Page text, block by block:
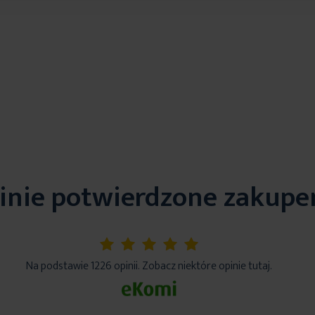
potwierdzone
5%
Na podstawie 1226 opinii. Zobacz niektóre opinie tutaj.